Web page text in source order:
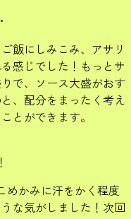
飯にしみこみ、アサリ
感じでした！もっとサ
で、ソース大盛がおす
、配分をまったく考え
とができます。
めかみに汗をかく程度
な気がしました！次回